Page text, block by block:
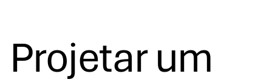
Projetar um